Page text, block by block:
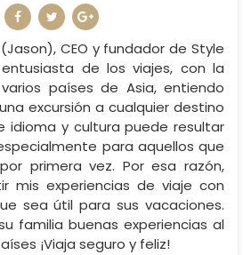
CEO y fundador de Style
de los viajes, con la
países de Asia, entiendo
excursión a cualquier destino
idioma y cultura puede resultar
para aquellos que
primera vez. Por esa razón,
mis experiencias de viaje con
sea útil para sus vacaciones.
familia buenas experiencias al
¡Viaja seguro y feliz!